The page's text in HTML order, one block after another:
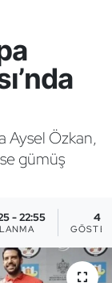
Aysel Özkan,
gümüş
- 22:55 4